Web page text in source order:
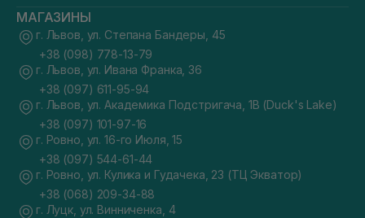
МАГАЗИНЫ
г. Львов, ул. Степана Бандеры, 45
+38 (098) 778-13-79
г. Львов, ул. Ивана Франка, 36
+38 (097) 611-95-94
г. Львов, ул. Академика Подстригача, 1В (Duck's Lake)
+38 (097) 101-97-16
г. Ровно, ул. 16-го Июля, 15
+38 (097) 544-61-44
г. Ровно, ул. Кулика и Гудачека, 23 (ТЦ Экватор)
+38 (068) 209-34-88
г. Луцк, ул. Винниченка, 4